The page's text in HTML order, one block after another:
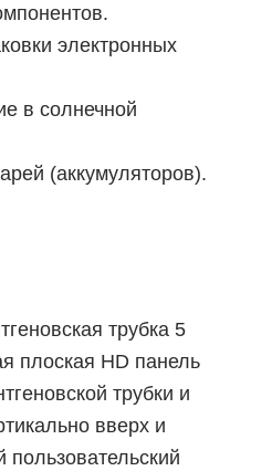
электронных
в солнечной
(аккумуляторов).
трубка 5
плоская HD панель
трубки и
вверх и
пользовательский